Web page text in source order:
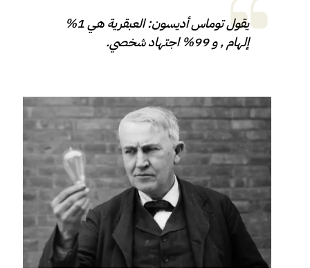
يقول توماس أديسون: العبقرية هي 1%
إلهام , و 99% اجتهاد شخصي.